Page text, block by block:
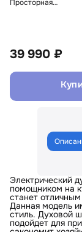
Просторная…
39 990 ₽
Электрический
помощником на
станет
Данная модель
стиль. Духовой
подойдет для